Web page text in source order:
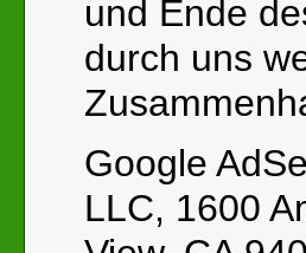
und Ende
durch uns
Google
LLC, 1600